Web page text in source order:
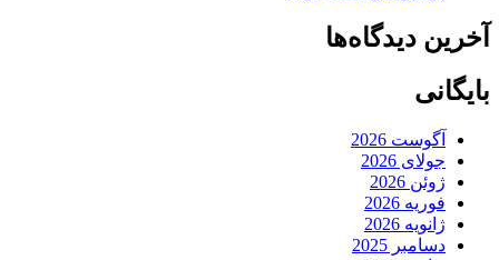
آخرین دیدگاه‌ها
بایگانی
آگوست 2026
جولای 2026
ژوئن 2026
فوریه 2026
ژانویه 2026
دسامبر 2025